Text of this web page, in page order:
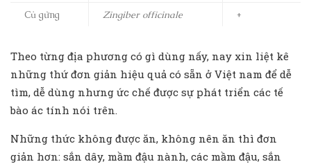
Củ gừng Zingiber officinale +
Theo từng địa phương có gì dùng nấy, nay xin liệt kê
những thứ đơn giản hiệu quả có sẵn ở Việt nam để dễ
tìm, dễ dùng nhưng ức chế được sự phát triển các tế
bào ác tính nói trên.
Những thức không được ăn, không nên ăn thì đơn
giản hơn: sắn dây, mầm đậu nành, các mầm đậu, sắn